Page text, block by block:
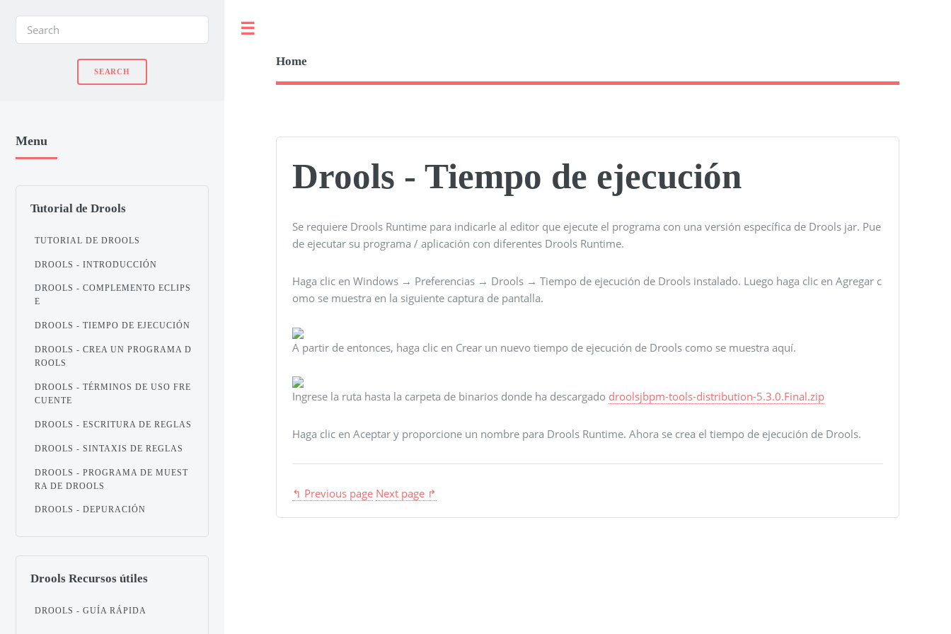
Home
Drools - Tiempo de ejecución
Se requiere Drools Runtime para indicarle al editor que ejecute el programa con una versión específica de Drools jar. Pue
de ejecutar su programa / aplicación con diferentes Drools Runtime.
Haga clic en Windows → Preferencias → Drools → Tiempo de ejecución de Drools instalado. Luego haga clic en Agregar c
omo se muestra en la siguiente captura de pantalla.
A partir de entonces, haga clic en Crear un nuevo tiempo de ejecución de Drools como se muestra aquí.
Ingrese la ruta hasta la carpeta de binarios donde ha descargado droolsjbpm-tools-distribution-5.3.0.Final.zip
Haga clic en Aceptar y proporcione un nombre para Drools Runtime. Ahora se crea el tiempo de ejecución de Drools.
↰ Previous page Next page ↱
Menu
Tutorial de Drools
TUTORIAL DE DROOLS
DROOLS - INTRODUCCIÓN
DROOLS - COMPLEMENTO ECLIPS
E
DROOLS - TIEMPO DE EJECUCIÓN
DROOLS - CREA UN PROGRAMA D
ROOLS
DROOLS - TÉRMINOS DE USO FRE
CUENTE
DROOLS - ESCRITURA DE REGLAS
DROOLS - SINTAXIS DE REGLAS
DROOLS - PROGRAMA DE MUEST
RA DE DROOLS
DROOLS - DEPURACIÓN
Drools Recursos útiles
DROOLS - GUÍA RÁPIDA